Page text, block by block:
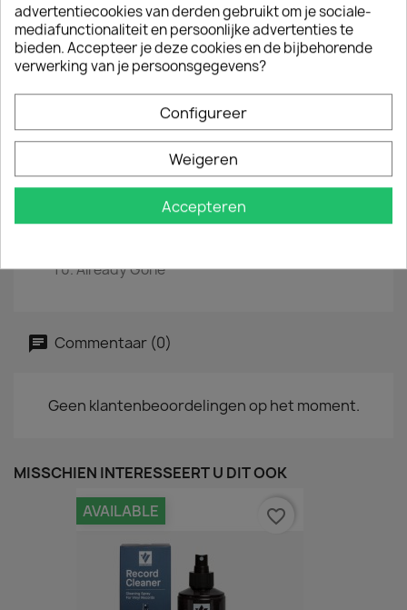
EAN 0093624905073
Jaar :2018
Tracklist
Are You Ready
A Reason To Fight
Stronger On Your Own
Hold On To Memories
Saviour Of Nothing
Already Gone
Commentaar (0)
Geen klantenbeoordelingen op het moment.
MISSCHIEN INTERESSEERT U DIT OOK
AVAILABLE favorite_border
advertentiecookies van derden gebruikt om je sociale-
mediafunctionaliteit en persoonlijke advertenties te
bieden. Accepteer je deze cookies en de bijbehorende
verwerking van je persoonsgegevens?
Configureer
Weigeren
Accepteren